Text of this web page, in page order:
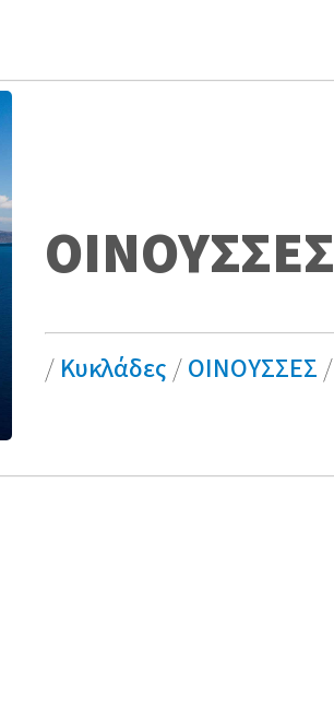
ΟΙΝΟΥΣΣΕΣ
/ Κυκλάδες /ΟΙΝΟΥΣΣΕΣ /